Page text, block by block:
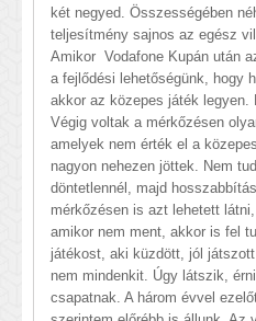
két negyed. Összességében
teljesítmény sajnos az egész
Amikor Vodafone Kupán után
a fejlődési lehetőségünk, hogy
akkor az közepes játék legyen.
Végig voltak a mérkőzésen
amelyek nem érték el a
nagyon nehezen jöttek. Nem
döntetlennél, majd
mérkőzésen is azt lehetett
amikor nem ment, akkor is fel
játékost, aki küzdött, jól
nem mindenkit. Úgy látszik,
csapatnak. A három évvel